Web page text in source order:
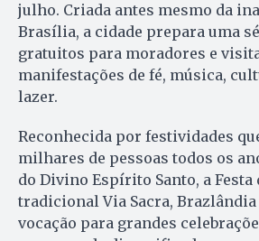
julho. Criada antes mesmo da
Brasília, a cidade prepara uma
gratuitos para moradores e
manifestações de fé, música,
lazer.
Reconhecida por festividades
milhares de pessoas todos os
do Divino Espírito Santo, a Festa
tradicional Via Sacra,
vocação para grandes